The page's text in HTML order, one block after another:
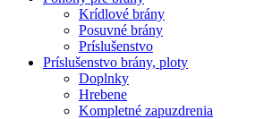
Krídlové brány
Posuvné brány
Príslušenstvo
Príslušenstvo brány, ploty
Doplnky
Hrebene
Kompletné zapuzdrenia